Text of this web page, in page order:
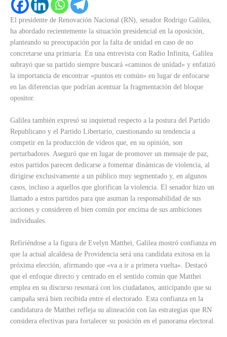
El presidente de Renovación Nacional (RN), senador Rodrigo Galilea,
ha abordado recientemente la situación presidencial en la oposición,
planteando su preocupación por la falta de unidad en caso de no
concretarse una primaria. En una entrevista con Radio Infinita, Galilea
subrayó que su partido siempre buscará «caminos de unidad» y enfatizó
la importancia de encontrar «puntos en común» en lugar de enfocarse
en las diferencias que podrían acentuar la fragmentación del bloque
opositor.
Galilea también expresó su inquietud respecto a la postura del Partido
Republicano y el Partido Libertario, cuestionando su tendencia a
competir en la producción de videos que, en su opinión, son
perturbadores. Aseguró que en lugar de promover un mensaje de paz,
estos partidos parecen dedicarse a fomentar dinámicas de violencia, al
dirigirse exclusivamente a un público muy segmentado y, en algunos
casos, incluso a aquellos que glorifican la violencia. El senador hizo un
llamado a estos partidos para que asuman la responsabilidad de sus
acciones y consideren el bien común por encima de sus ambiciones
individuales.
Refiriéndose a la figura de Evelyn Matthei, Galilea mostró confianza en
que la actual alcaldesa de Providencia será una candidata exitosa en la
próxima elección, afirmando que «va a ir a primera vuelta». Destacó
que el enfoque directo y centrado en el sentido común que Matthei
emplea en su discurso resonará con los ciudadanos, anticipando que su
campaña será bien recibida entre el electorado. Esta confianza en la
candidatura de Matthei refleja su alineación con las estrategias que RN
considera efectivas para fortalecer su posición en el panorama electoral.